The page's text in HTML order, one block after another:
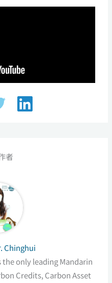
者
Chinghui
the only leading Mandarin
Credits, Carbon Asset